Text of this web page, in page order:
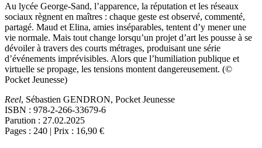
Au lycée George-Sand, l’apparence, la réputation et les réseaux
sociaux règnent en maîtres : chaque geste est observé, commenté,
partagé. Maud et Elina, amies inséparables, tentent d’y mener une
vie normale. Mais tout change lorsqu’un projet d’art les pousse à se
dévoiler à travers des courts métrages, produisant une série
d’événements imprévisibles. Alors que l’humiliation publique et
virtuelle se propage, les tensions montent dangereusement. (©
Pocket Jeunesse)
Reel, Sébastien GENDRON, Pocket Jeunesse
ISBN : 978-2-266-33679-6
Parution : 27.02.2025
Pages : 240 | Prix : 16,90 €